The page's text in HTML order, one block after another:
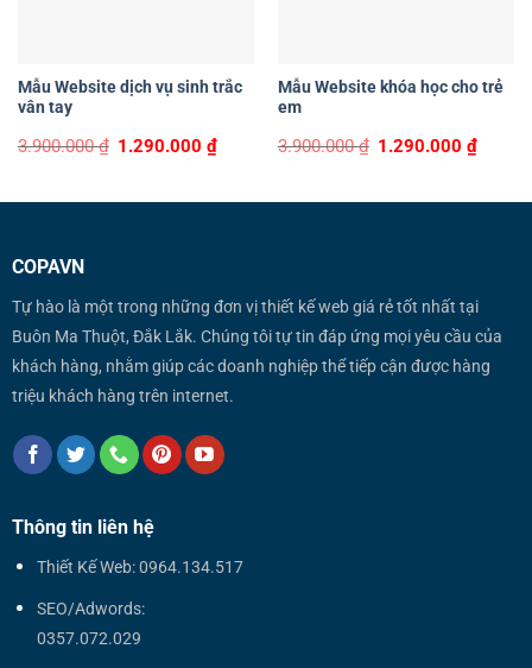
Mẫu Website dịch vụ sinh trắc
vân tay
3.900.000₫ Original
1.290.000₫Current
Mẫu Website khóa học cho trẻ
em
3.900.000₫ Original
1.290.000₫Current
COPAVN
Tự hào là một trong những đơn vị thiết kế web giá rẻ tốt nhất tại
Buôn Ma Thuột, Đắk Lắk. Chúng tôi tự tin đáp ứng mọi yêu cầu của
khách hàng, nhằm giúp các doanh nghiệp thể tiếp cận được hàng
triệu khách hàng trên internet.
Thông tin liên hệ
Thiết Kế Web: 0964.134.517
SEO/Adwords:
0357.072.029